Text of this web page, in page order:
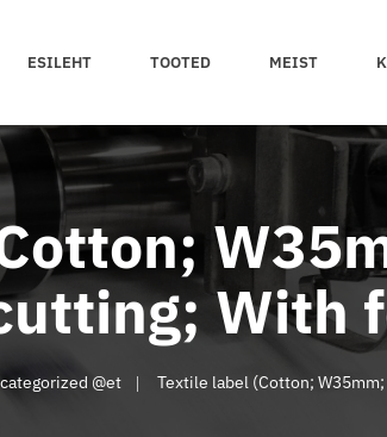
ESILEHT TOOTED MEIST
With
@et Textile label (Cotton;